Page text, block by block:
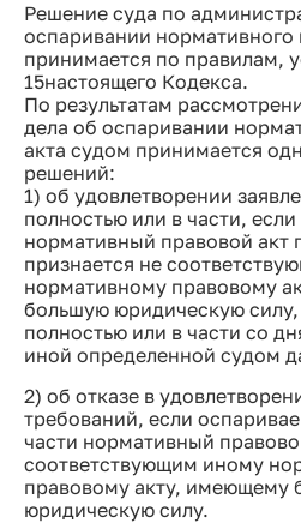
Решение суда по
оспаривании нормативного
принимается по правилам,
15настоящего Кодекса.
По результатам
дела об оспаривании
акта судом принимается
решений:
1) об удовлетворении
полностью или в части,
нормативный правовой акт
признается не
нормативному правовому
большую юридическую
полностью или в части со
иной определенной судом
2) об отказе в
требований, если
части нормативный
соответствующим иному
правовому акту, имеющему
юридическую силу.